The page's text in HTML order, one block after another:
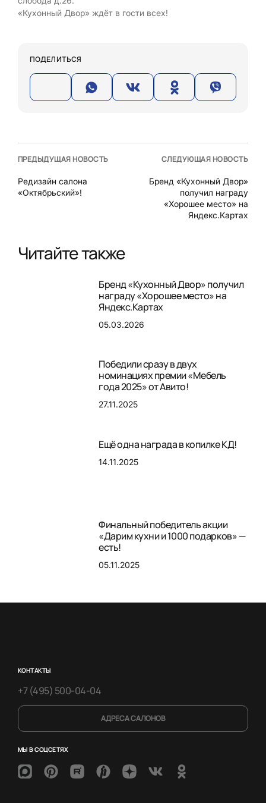
«Кухонный Двор» ждёт в гости всех!
ПОДЕЛИТЬСЯ
ПРЕДЫДУЩАЯ НОВОСТЬ
Редизайн салона
«Октябрьский»!
СЛЕДУЮЩАЯ НОВОСТЬ
Бренд «Кухонный Двор»
получил награду
«Хорошее место» на
Яндекс.Картах
Читайте также
Бренд «Кухонный Двор» получил
награду «Хорошее место» на
Яндекс.Картах
05.03.2026
Победили сразу в двух
номинациях премии «Мебель
года 2025» от Авито!
27.11.2025
Ещё одна награда в копилке КД!
14.11.2025
Финальный победитель акции
«Дарим кухни и 1000 подарков» —
есть!
05.11.2025
КОНТАКТЫ
+7 (495) 500-04-04
АДРЕСА САЛОНОВ
МЫ В СОЦСЕТЯХ